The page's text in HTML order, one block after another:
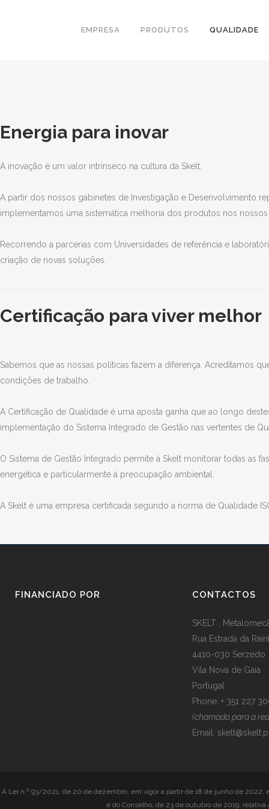
EMPRESA PRODUTOS QUALIDADE
Energia para inovar
A inovação é um valor intrínseco na cultura da Skelt.
A partir dos nossos gabinetes de Investigação e Desenvolvimento
implementamos uma sistemática melhoria dos produtos nos
Recorrendo a parcerias com Universidades de referência e
criação de novas soluções.
Certificação para viver melhor
Sabemos que as nossas políticas fazem a diferença. Acreditamos
condições de trabalho.
A Certificação de Qualidade é uma aposta ganha que ao longo
implementação do Sistema Integrado de Gestão nas vertentes de
O Sistema de Gestão Integrado permite à Skelt monitorar todas as
energética e particularmente à preocupação ambiental.
A Skelt é uma empresa certificada segundo a norma de Qualidade
FINANCIADO POR CONTACTOS
SKELT ,
Rua Estrada da
4410-030 Serzedo
Vila Nova de Gaia
Portugal
Phone: + 351 227
(chamada para a
Email:
A Lei n.º 93/2021, de 20 de dezembro, em vigor a partir de 18 de junho de
e do Conselho, de 23 de outubro de 2019,